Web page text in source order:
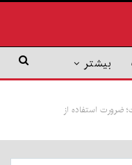
بیشتر
ضرورت استفاده از